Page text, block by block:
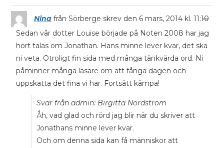
Nina från Sörberge skrev den 6 mars, 2014 kl. 11:10
Sedan vår dotter Louise började på Noten 2008 har jag
hört talas om Jonathan. Hans minne lever kvar, det ska
ni veta. Otroligt fin sida med många tänkvärda ord. Ni
påminner många läsare om att fånga dagen och
uppskatta det fina vi har. Fortsätt kämpa!
Svar från admin: Birgitta Nordström
Åh, vad glad och rörd jag blir när du skriver att
Jonathans minne lever kvar.
Och om denna sida kan få människor att
...